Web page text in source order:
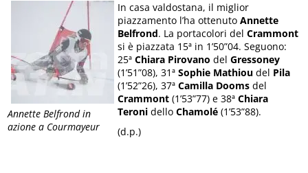
Annette Belfrond in
azione a Courmayeur
In casa valdostana, il miglior
piazzamento l’ha ottenutoAnnette
Belfrond. La portacolori delCrammont
si è piazzata 15ª in 1’50”04. Seguono:
25ªChiara Pirovano delGressoney
(1’51”08), 31ªSophie Mathiou del Pila
(1’52”26), 37ªCamilla Dooms del
Crammont (1’53”77) e 38ªChiara
Teroni delloChamolé (1’53”88).
(d.p.)